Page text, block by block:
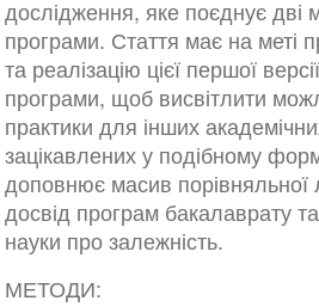
дослідження, яке поєднує дві
програми. Стаття має на меті
та реалізацію цієї першої
програми, щоб висвітлити
практики для інших
зацікавлених у подібному
доповнює масив порівняльної
досвід програм бакалаврату
науки про залежність.
МЕТОДИ: